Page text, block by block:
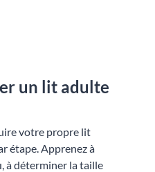
un lit adulte
votre propre lit
étape. Apprenez à
à déterminer la taille